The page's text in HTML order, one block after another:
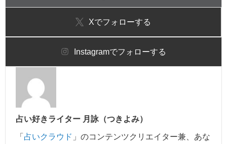
Xでフォローする
Instagramでフォローする
占い好きライター 月詠（つきよみ）
「 占いクラウド 」のコンテンツクリエイター兼、あな